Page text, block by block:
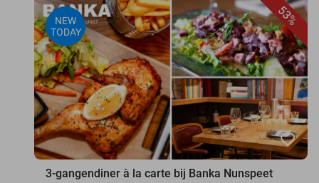
53%
NEW
TODAY
favorite_border
3-gangendiner à la carte bij Banka Nunspeet